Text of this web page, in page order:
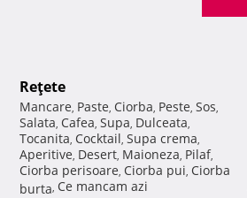
Reţete
Mancare, Paste, Ciorba, Peste, Sos,
Salata, Cafea, Supa, Dulceata,
Tocanita, Cocktail, Supa crema,
Aperitive, Desert, Maioneza, Pilaf,
Ciorba perisoare, Ciorba pui, Ciorba
burta, Ce mancam azi